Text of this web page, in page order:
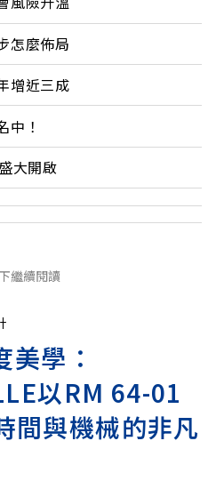
怎麼佈局
增近三成
中！
大開啟
繼續閱讀
學：
以RM 64-01
間與機械的非凡